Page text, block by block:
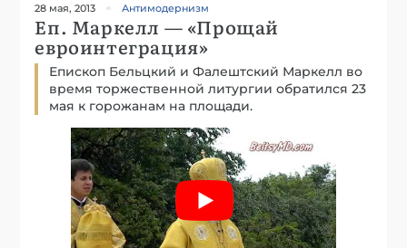
28 мая, 2013 Антимодернизм
Еп. Маркелл — «Прощай
евроинтеграция»
Епископ Бельцкий и Фалештский Маркелл во
время торжественной литургии обратился 23
мая к горожанам на площади.